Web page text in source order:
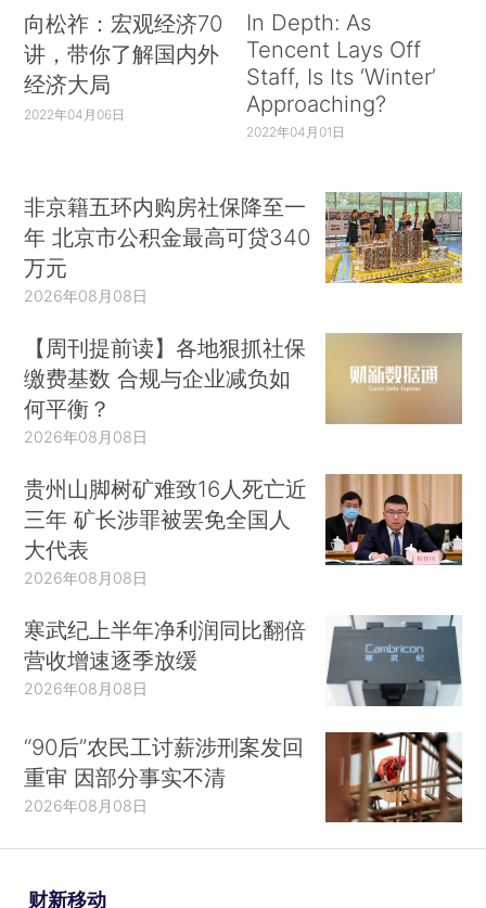
向松祚：宏观经济70
讲，带你了解国内外
经济大局
2022年04月06日
In Depth: As
Tencent Lays Off
Staff, Is Its ‘Winter’
Approaching?
2022年04月01日
非京籍五环内购房社保降至一
年 北京市公积金最高可贷340
万元
2026年08月08日
【周刊提前读】各地狠抓社保
缴费基数 合规与企业减负如
何平衡？
2026年08月08日
贵州山脚树矿难致16人死亡近
三年 矿长涉罪被罢免全国人
大代表
2026年08月08日
寒武纪上半年净利润同比翻倍
营收增速逐季放缓
2026年08月08日
“90后”农民工讨薪涉刑案发回
重审 因部分事实不清
2026年08月08日
财新移动